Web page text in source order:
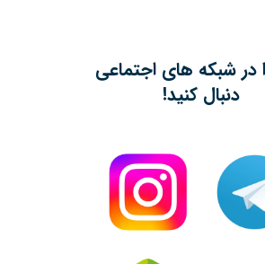
در شبکه های اجتماعی
دنبال کنید!